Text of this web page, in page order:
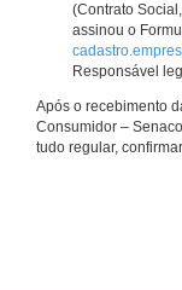
(Contrato
assinou o
Responsável
Após o recebimento
Consumidor –
tudo regular,